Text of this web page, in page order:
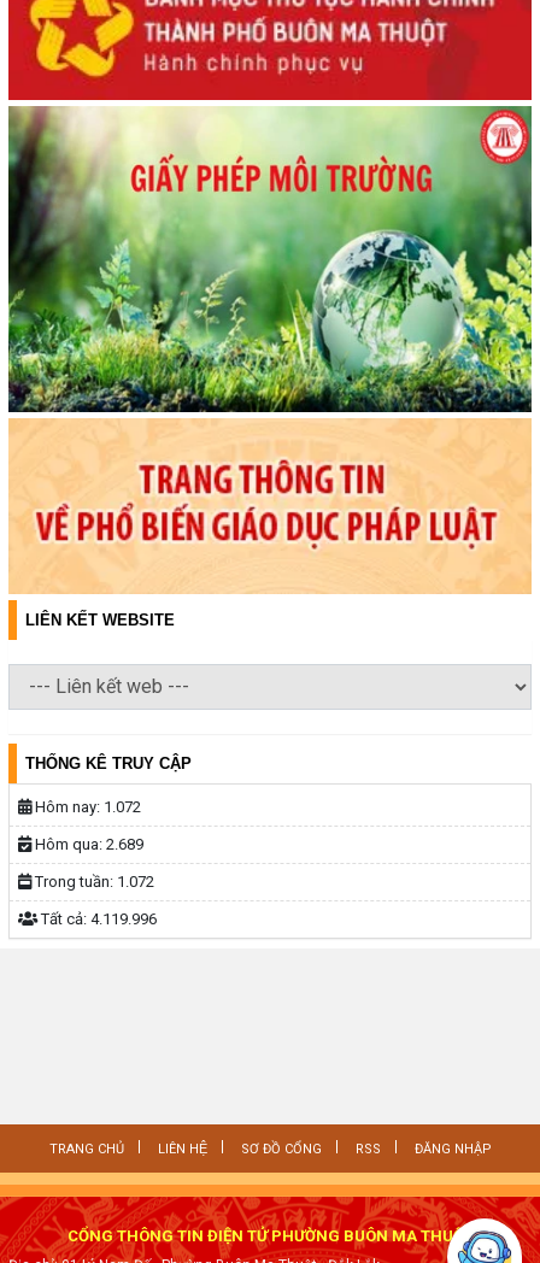
LIÊN KẾT WEBSITE
THỐNG KÊ TRUY CẬP
Hôm nay: 1.072
Hôm qua: 2.689
Trong tuần: 1.072
Tất cả: 4.119.996
TRANG CHỦ LIÊN HỆ SƠ ĐỒ CỔNG RSS ĐĂNG NHẬP
CỔNG THÔNG TIN ĐIỆN TỬ PHƯỜNG BUÔN MA THUỘT